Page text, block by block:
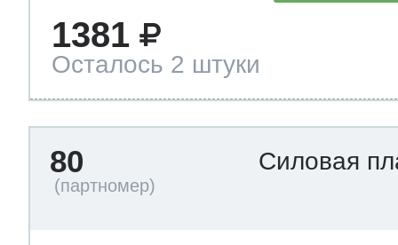
1381
Осталось 2 штуки
80 Силовая